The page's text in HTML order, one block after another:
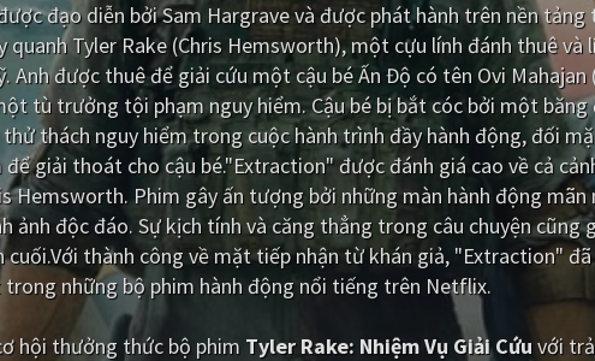
đạo diễn bởi Sam Hargrave và được phát hành trên nền
Tyler Rake (Chris Hemsworth), một cựu lính đánh thuê và
được thuê để giải cứu một cậu bé Ấn Độ có tên Ovi Mahajan
tù trưởng tội phạm nguy hiểm. Cậu bé bị bắt cóc bởi một băng
thách nguy hiểm trong cuộc hành trình đầy hành động, đối
giải thoát cho cậu bé."Extraction" được đánh giá cao về cả
Hemsworth. Phim gây ấn tượng bởi những màn hành động mãn
ảnh độc đáo. Sự kịch tính và căng thẳng trong câu chuyện cũng
thành công về mặt tiếp nhận từ khán giả, "Extraction" đã
những bộ phim hành động nổi tiếng trên Netflix.
hội thưởng thức bộ phim Tyler Rake: Nhiệm Vụ Giải Cứuvới